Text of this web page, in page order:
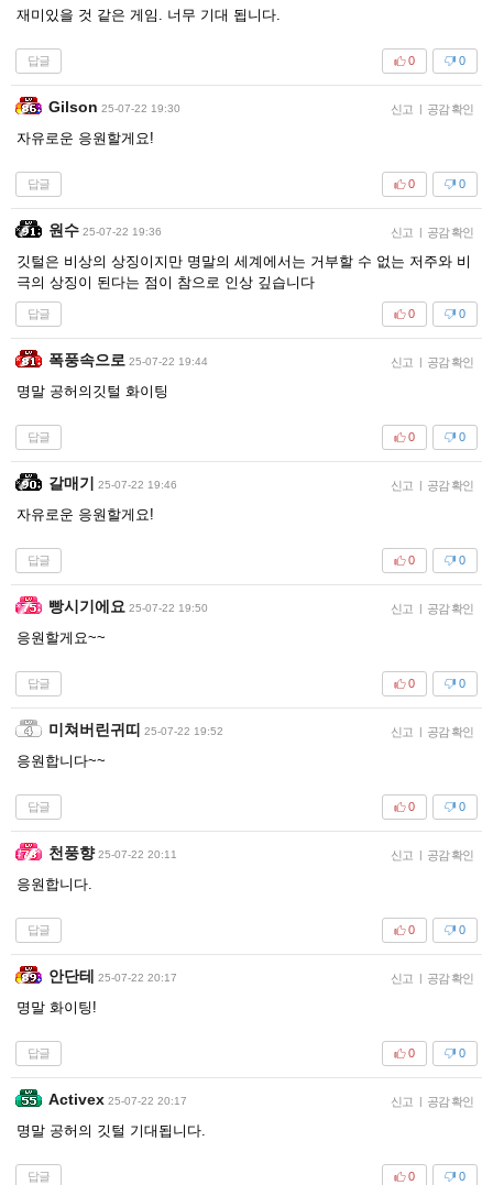
재미있을 것 같은 게임. 너무 기대 됩니다.
답글 0
0
Gilson 25-07-22 19:30 신고 | 공감 확인
자유로운 응원할게요!
답글 0
0
원수 25-07-22 19:36 신고 | 공감 확인
깃털은 비상의 상징이지만 명말의 세계에서는 거부할 수 없는 저주와 비
극의 상징이 된다는 점이 참으로 인상 깊습니다
답글 0
0
폭풍속으로 25-07-22 19:44 신고 | 공감 확인
명말 공허의깃털 화이팅
답글 0
0
갈매기 25-07-22 19:46 신고 | 공감 확인
자유로운 응원할게요!
답글 0
0
빵시기에요 25-07-22 19:50 신고 | 공감 확인
응원할게요~~
답글 0
0
미쳐버린귀띠 25-07-22 19:52 신고 | 공감 확인
응원합니다~~
답글 0
0
천풍향 25-07-22 20:11 신고 | 공감 확인
응원합니다.
답글 0
0
안단테 25-07-22 20:17 신고 | 공감 확인
명말 화이팅!
답글 0
0
Activex 25-07-22 20:17 신고 | 공감 확인
명말 공허의 깃털 기대됩니다.
답글 0
0